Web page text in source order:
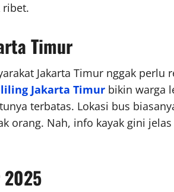
ribet.
Timur
Jakarta Timur nggak perlu
Jakarta Timur bikin warga
terbatas. Lokasi bus
orang. Nah, info kayak gini
2025